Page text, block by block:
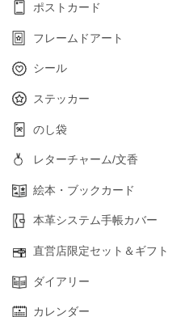
ポストカード
フレームドアート
シール
ステッカー
のし袋
レターチャーム/文香
絵本・ブックカード
本革システム手帳カバー
直営店限定セット＆ギフト
ダイアリー
カレンダー